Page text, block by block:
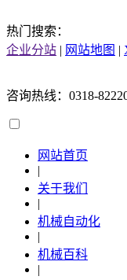
热门搜索：
企业分站 | 网站地图 |
咨询热线：0318-
网站首页
|
关于我们
|
机械自动化
|
机械百科
|